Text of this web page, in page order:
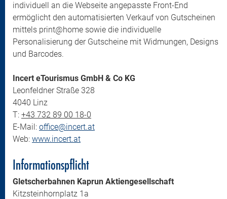
individuell an die Webseite angepasste Front-End
ermöglicht den automatisierten Verkauf von Gutscheinen
mittels print@home sowie die individuelle
Personalisierung der Gutscheine mit Widmungen, Designs
und Barcodes.
Incert eTourismus GmbH & Co KG
Leonfeldner Straße 328
4040 Linz
T: +43 732 89 00 18-0
E-Mail: office@incert.at
Web: www.incert.at
Informationspflicht
Gletscherbahnen Kaprun Aktiengesellschaft
Kitzsteinhornplatz 1a